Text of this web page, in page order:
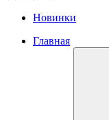
Новинки
Главная